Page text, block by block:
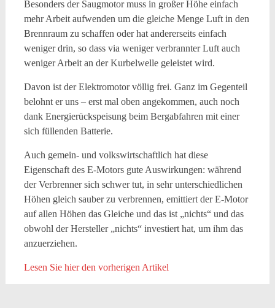
Besonders der Saugmotor muss in großer Höhe einfach
mehr Arbeit aufwenden um die gleiche Menge Luft in den
Brennraum zu schaffen oder hat andererseits einfach
weniger drin, so dass via weniger verbrannter Luft auch
weniger Arbeit an der Kurbelwelle geleistet wird.
Davon ist der Elektromotor völlig frei. Ganz im Gegenteil
belohnt er uns – erst mal oben angekommen, auch noch
dank Energierückspeisung beim Bergabfahren mit einer
sich füllenden Batterie.
Auch gemein- und volkswirtschaftlich hat diese
Eigenschaft des E-Motors gute Auswirkungen: während
der Verbrenner sich schwer tut, in sehr unterschiedlichen
Höhen gleich sauber zu verbrennen, emittiert der E-Motor
auf allen Höhen das Gleiche und das ist „nichts“ und das
obwohl der Hersteller „nichts“ investiert hat, um ihm das
anzuerziehen.
Lesen Sie hier den vorherigen Artikel